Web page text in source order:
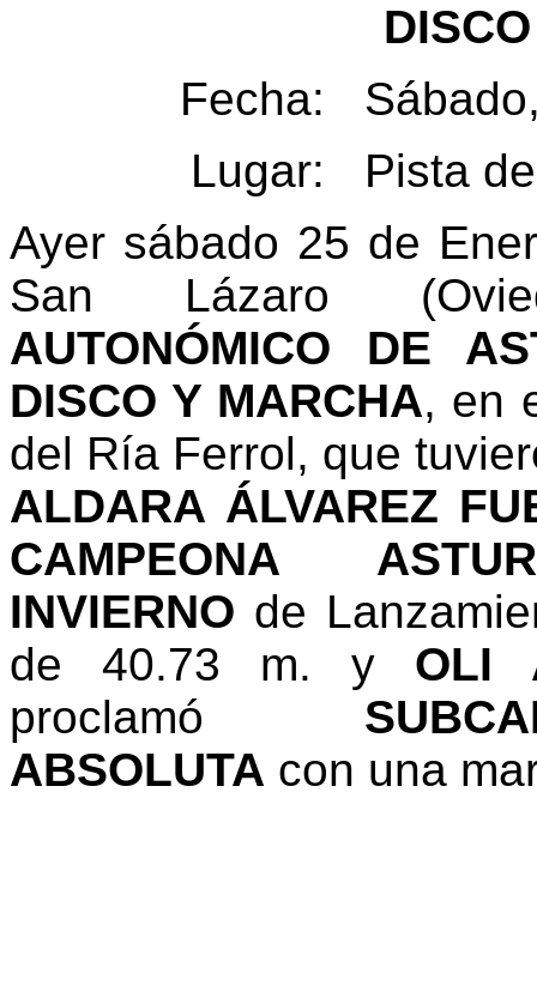
Fecha:
Lugar: Pista
Ayer sábado 25 de
San Lázaro
AUTONÓMICO DE
DISCO Y MARCHA, en
del Ría Ferrol, que
ALDARA ÁLVAREZ
CAMPEONA
INVIERNO de
de 40.73 m. y OLI
proclamó
ABSOLUTA con una